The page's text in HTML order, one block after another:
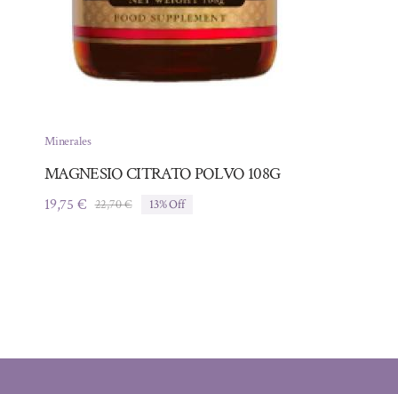
Minerales
MAGNESIO CITRATO POLVO 108G
22,70€El
19,75 €
El
13% Off